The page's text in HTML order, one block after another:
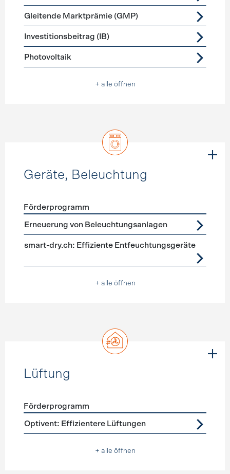
Gleitende Marktprämie (GMP)
Investitionsbeitrag (IB)
Photovoltaik
+ alle öffnen
Geräte, Beleuchtung
Förderprogramme Geräte, Beleuchtung
Förderprogramm
Erneuerung von Beleuchtungsanlagen
smart-dry.ch: Effiziente Entfeuchtungsgeräte
+ alle öffnen
Lüftung
Förderprogramme Lüftung
Förderprogramm
Optivent: Effizientere Lüftungen
+ alle öffnen